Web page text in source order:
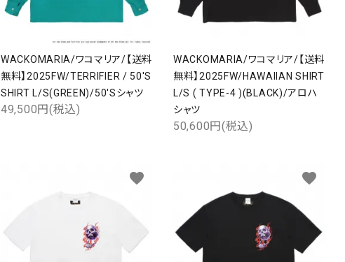
WACKOMARIA/ワコマリア/【送料
無料】2025FW/TERRIFIER / 50'S
SHIRT L/S(GREEN)/50'Sシャツ
49,500円(税込)
WACKOMARIA/ワコマリア/【送料
無料】2025FW/HAWAIIAN SHIRT
L/S ( TYPE-4 )(BLACK)/アロハ
シャツ
50,600円(税込)
favorite favorite